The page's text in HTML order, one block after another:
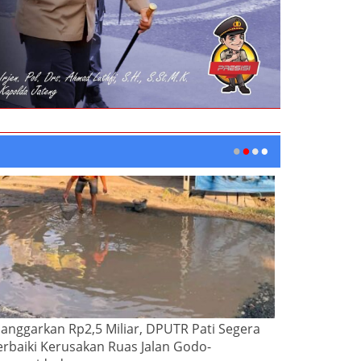
Rp2,5 Miliar, DPUTR Pati Segera
Kerusakan Ruas Jalan Godo-